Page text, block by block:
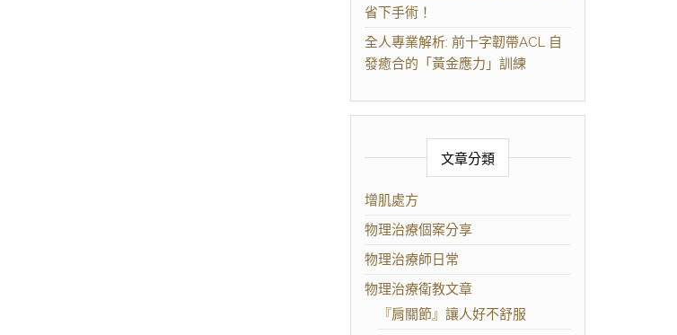
省下手術！
全人專業解析: 前十字韌帶ACL 自
發癒合的「黃金應力」訓練
文章分類
增肌處方
物理治療個案分享
物理治療師日常
物理治療衛教文章
『肩關節』讓人好不舒服